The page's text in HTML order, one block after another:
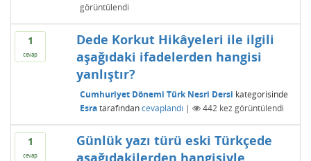
görüntülendi
1
cevap
Dede Korkut Hikâyeleri ile ilgili
aşağıdaki ifadelerden hangisi
yanlıştır?
Cumhuriyet Dönemi Türk Nesri Dersi kategorisinde
Esra tarafından cevaplandı | 442kez görüntülendi
1
cevap
Günlük yazı türü eski Türkçede
aşağıdakilerden hangisiyle